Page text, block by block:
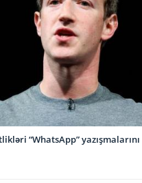
“WhatsApp”